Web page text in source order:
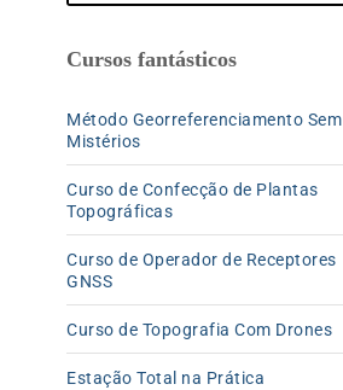
Cursos fantásticos
Método Georreferenciamento Sem
Mistérios
Curso de Confecção de Plantas
Topográficas
Curso de Operador de Receptores
GNSS
Curso de Topografia Com Drones
Estação Total na Prática